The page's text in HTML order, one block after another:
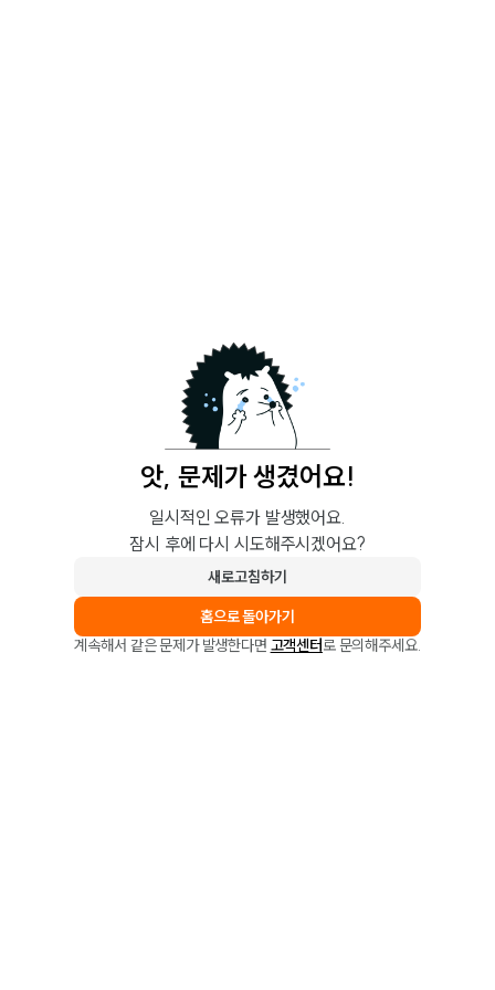
앗, 문제가 생겼어요!
일시적인 오류가 발생했어요.
잠시 후에 다시 시도해주시겠어요?
새로고침하기
홈으로 돌아가기
계속해서 같은 문제가 발생한다면 고객센터로 문의해주세요.